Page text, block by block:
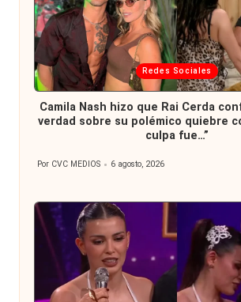
Publicada
en
Redes Sociales
Camila Nash hizo que Rai Cerda
verdad sobre su polémico quiebre
culpa fue…”
Publicado
Por CVC MEDIOS 6 agosto, 2026